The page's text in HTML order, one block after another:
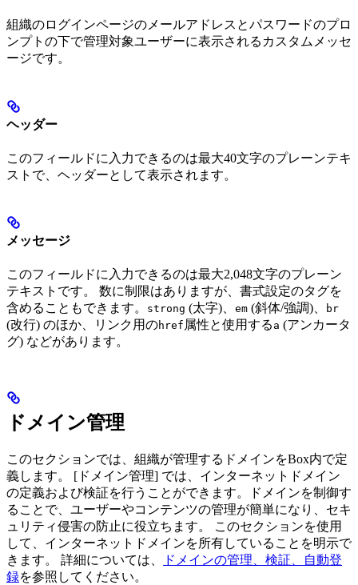
組織のログインページのメールアドレスとパスワードのプロ
ンプトの下で管理対象ユーザーに表示されるカスタムメッセ
ージです。
ヘッダー
このフィールドに入力できるのは最大40文字のプレーンテキ
ストで、ヘッダーとして表示されます。
メッセージ
このフィールドに入力できるのは最大2,048文字のプレーン
テキストです。 数に制限はありますが、書式設定のタグを
含めることもできます。
strong (太字)、 em (斜体/強調)、 br
(改行) のほか、リンク用のhref 属性と使用する a (アンカータ
グ) などがあります。
ドメイン管理
このセクションでは、組織が管理するドメインをBox内で定
義します。 [ドメイン管理] では、インターネットドメイン
の定義および検証を行うことができます。ドメインを制御す
ることで、ユーザーやコンテンツの管理が簡単になり、セキ
ュリティ侵害の防止に役立ちます。 このセクションを使用
して、インターネットドメインを所有していることを明示で
きます。 詳細については、
ドメインの管理、検証、自動登
録を参照してください。